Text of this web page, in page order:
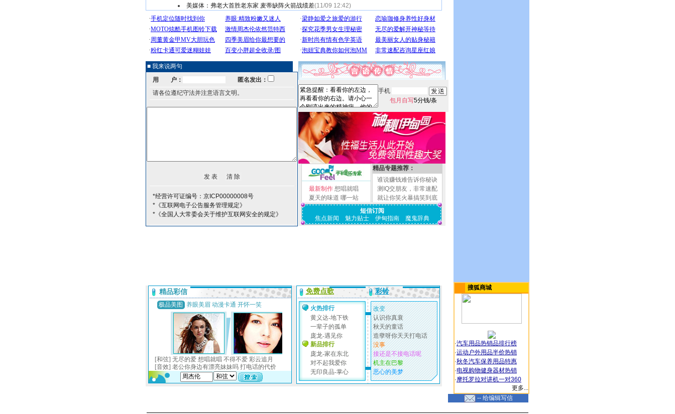
美媒体：弗老大首胜老东家 麦蒂缺阵火箭战绩差(11/09 12:42)
■ 我来说两句
用 户：
匿名发出：
请各位遵纪守法并注意语言文明。
*经营许可证编号：京ICP00000008号
*《互联网电子公告服务管理规定》
*《全国人大常委会关于维护互联网安全的规定》
手机
包月自写5分钱/条
最新制作 想唱就唱
夏天的味道 哪一站
精品专题推荐：
谁说赚钱难告诉你秘诀
测IQ交朋友，非常速配
就让你笑火暴搞笑到底
短信订阅
焦点新闻
魅力贴士 伊甸指南 魔鬼辞典
搜狐商城
·汽车用品热销品排行榜
·运动户外用品半价热销
·秋冬汽车保养用品特惠
·电视购物健身器材热销
·摩托罗拉对讲机一对360
更多...
-- 给编辑写信